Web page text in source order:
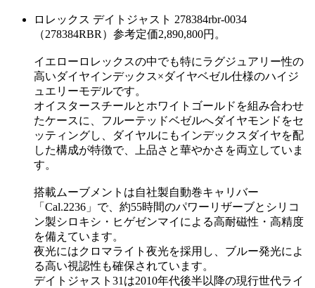
ロレックス デイトジャスト 278384rbr-0034
（278384RBR）参考定価2,890,800円。
イエローロレックスの中でも特にラグジュアリー性の
高いダイヤインデックス×ダイヤベゼル仕様のハイジ
ュエリーモデルです。
オイスタースチールとホワイトゴールドを組み合わせ
たケースに、フルーテッドベゼルへダイヤモンドをセ
ッティングし、ダイヤルにもインデックスダイヤを配
した構成が特徴で、上品さと華やかさを両立していま
す。
搭載ムーブメントは自社製自動巻キャリバー
「Cal.2236」で、約55時間のパワーリザーブとシリコ
ン製シロキシ・ヒゲゼンマイによる高耐磁性・高精度
を備えています。
夜光にはクロマライト夜光を採用し、ブルー発光によ
る高い視認性も確保されています。
デイトジャスト31は2010年代後半以降の現行世代ライ